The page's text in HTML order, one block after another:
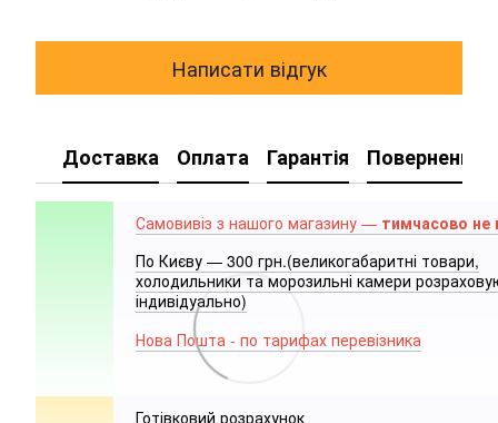
Написати відгук
Доставка Оплата Гарантія Повернення
Самовивіз з нашого магазину — тимчасово не
По Києву — 300 грн.(великогабаритні товари,
холодильники та морозильні камери
індивідуально)
Нова Пошта - по тарифах перевізника
Готівковий розрахунок